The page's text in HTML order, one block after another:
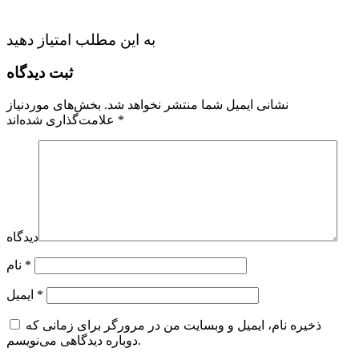
به این مطلب امتیاز دهید
ثبت دیدگاه
نشانی ایمیل شما منتشر نخواهد شد. بخش‌های موردنیاز
*
دیدگاه
*
*
ذخیره نام، ایمیل و وبسایت من در مرورگر برای زمانی که
دوباره دیدگاهی می‌نویسم.